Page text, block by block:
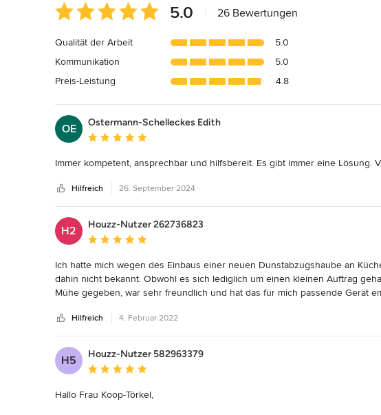
Durchschnittliche
Bewertung:
von
5
Sternen
5.0 26 Bewertungen
Qualität der Arbeit
5.0
Kommunikation
5.0
Preis-Leistung
4.8
OE
Ostermann-Schelleckes Edith
Durchschnittliche Bewertung: 5 von 5 Sternen
Immer kompetent, ansprechbar und hilfsbereit. Es gibt immer eine Lösung.
Hilfreich 26. September 2024
H2
Houzz-Nutzer 262736823
Durchschnittliche Bewertung: 5 von 5 Sternen
Ich hatte mich wegen des Einbaus einer neuen Dunstabzugshaube an
dahin nicht bekannt. Obwohl es sich lediglich um einen kleinen Auftrag
Mühe gegeben, war sehr freundlich und hat das für mich passende Gerät
Hilfreich 4. Februar 2022
H5
Houzz-Nutzer 582963379
Durchschnittliche Bewertung: 5 von 5 Sternen
Hallo Frau Koop-Törkel,